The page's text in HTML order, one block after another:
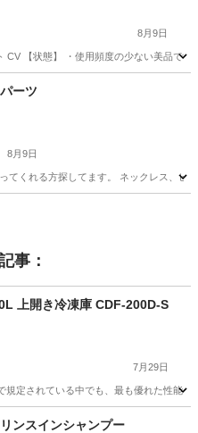
8月9日
【状態】 ・使用頻度の少ない美品で
ーツ
8月9日
てくれる方探してます。 ネックレス、
事：
上開き冷凍庫 CDF-200D-S
7月29日
規定されている中でも、最も優れた性能
ンスインシャンプー